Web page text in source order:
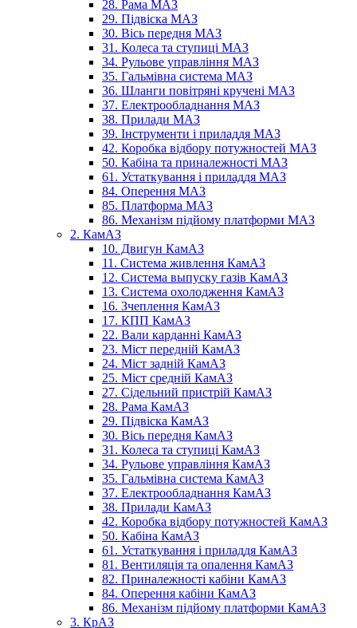
28. Рама МАЗ
29. Підвіска МАЗ
30. Вісь передня МАЗ
31. Колеса та ступиці МАЗ
34. Рульове управління МАЗ
35. Гальмівна система МАЗ
36. Шланги повітряні кручені МАЗ
37. Електрообладнання МАЗ
38. Прилади МАЗ
39. Інструменти і приладдя МАЗ
42. Коробка відбору потужностей МАЗ
50. Кабіна та приналежності МАЗ
61. Устаткування і приладдя МАЗ
84. Оперення МАЗ
85. Платформа МАЗ
86. Механізм підйому платформи МАЗ
2. КамАЗ
10. Двигун КамАЗ
11. Система живлення КамАЗ
12. Система выпуску газів КамАЗ
13. Система охолодження КамАЗ
16. Зчеплення КамАЗ
17. КПП КамАЗ
22. Вали карданні КамАЗ
23. Міст передній КамАЗ
24. Міст задній КамАЗ
25. Міст средній КамАЗ
27. Сідельний пристрій КамАЗ
28. Рама КамАЗ
29. Підвіска КамАЗ
30. Вісь передня КамАЗ
31. Колеса та ступиці КамАЗ
34. Рульове управління КамАЗ
35. Гальмівна система КамАЗ
37. Електрообладнання КамАЗ
38. Прилади КамАЗ
42. Коробка відбору потужностей КамАЗ
50. Кабіна КамАЗ
61. Устаткування і приладдя КамАЗ
81. Вентиляція та опалення КамАЗ
82. Приналежності кабіни КамАЗ
84. Оперення кабіни КамАЗ
86. Механізм підйому платформи КамАЗ
3. КрАЗ